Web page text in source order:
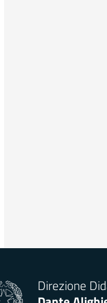
Direzione